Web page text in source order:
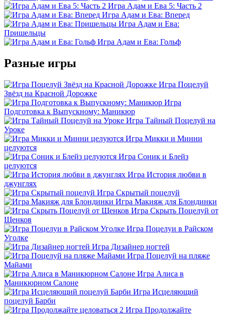
Игра Адам и Ева 5: Часть 2
Игра Адам и Ева: Вперед
Игра Адам и Ева:
Пришельцы
Игра Адам и Ева: Гольф
Разные игры
Игра Поцелуй
Звёзд на Красной Дорожке
Игра
Подготовка к Выпускному: Маникюр
Игра Тайный Поцелуй на
Уроке
Игра Микки и Минни
целуются
Игра Соник и Блейз
целуются
Игра История любви в
джунглях
Игра Скрытый поцелуй
Игра Макияж для Блондинки
Игра Скрыть Поцелуй от
Щенков
Игра Поцелуи в Райском
Уголке
Игра Дизайнер ногтей
Игра Поцелуй на пляже
Майами
Игра Алиса в
Маникюрном Салоне
Игра Исцеляющий
поцелуй Барби
Игра Продолжайте